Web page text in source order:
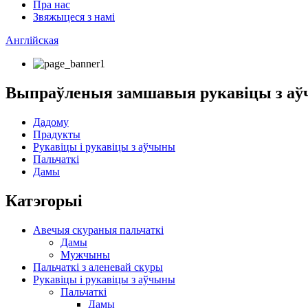
Пра нас
Звяжыцеся з намі
Англійская
Выпраўленыя замшавыя рукавіцы з
Дадому
Прадукты
Рукавіцы і рукавіцы з аўчыны
Пальчаткі
Дамы
Катэгорыі
Авечыя скураныя пальчаткі
Дамы
Мужчыны
Пальчаткі з аленевай скуры
Рукавіцы і рукавіцы з аўчыны
Пальчаткі
Дамы